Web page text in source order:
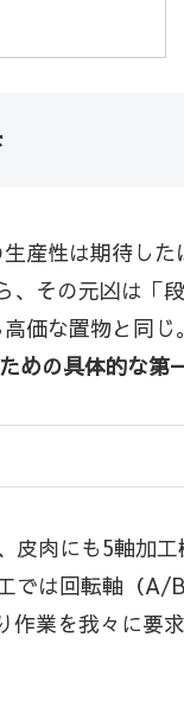
産性は期待した
その元凶は「
価な置物と同じ。
の具体的な第
肉にも5軸加
では回転軸（
業を我々に要